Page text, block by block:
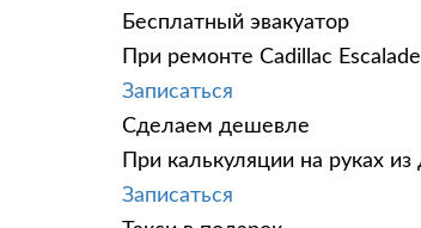
Бесплатный эвакуатор
При ремонте Cadillac
Записаться
Сделаем дешевле
При калькуляции на руках
Записаться